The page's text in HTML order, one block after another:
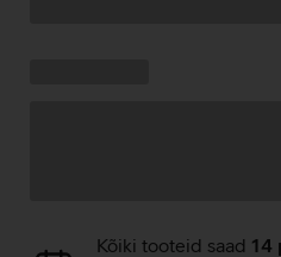
AndmeteKõiki tooteid saad 14